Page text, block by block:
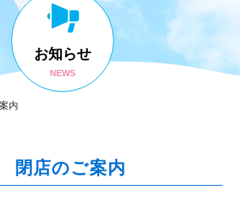
お知らせ
NEWS
内
閉店のご案内